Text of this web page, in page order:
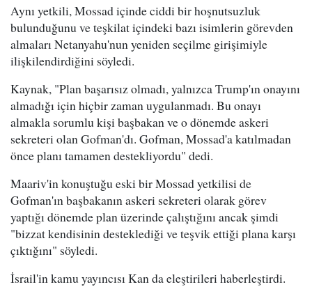
Aynı yetkili, Mossad içinde ciddi bir hoşnutsuzluk
bulunduğunu ve teşkilat içindeki bazı isimlerin görevden
almaları Netanyahu'nun yeniden seçilme girişimiyle
ilişkilendirdiğini söyledi.
Kaynak, "Plan başarısız olmadı, yalnızca Trump'ın onayını
almadığı için hiçbir zaman uygulanmadı. Bu onayı
almakla sorumlu kişi başbakan ve o dönemde askeri
sekreteri olan Gofman'dı. Gofman, Mossad'a katılmadan
önce planı tamamen destekliyordu" dedi.
Maariv'in konuştuğu eski bir Mossad yetkilisi de
Gofman'ın başbakanın askeri sekreteri olarak görev
yaptığı dönemde plan üzerinde çalıştığını ancak şimdi
"bizzat kendisinin desteklediği ve teşvik ettiği plana karşı
çıktığını" söyledi.
İsrail'in kamu yayıncısı Kan da eleştirileri haberleştirdi.